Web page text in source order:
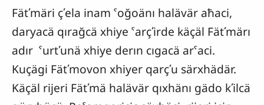
Fätʹmäri çʹela inam ˁoğoänı halävär aħaci,
daryacä qırağcä xhiye ˁarçʹirde käçäl Fätʹmärı
adır ˁurtʹunä xhiye derın cıgacä arˁaci.
Kuçägi Fätʹmovon xhiyer qarçʹu särxhädär.
Käçäl rijeri Fätʹmä halävär qıxhänı gädo kʹilcä